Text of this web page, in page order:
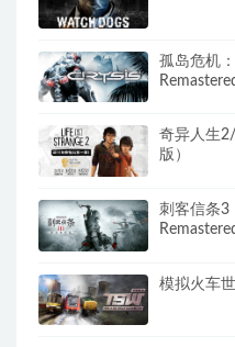
孤岛危机
奇异人生
版）
刺客信条3
模拟火车